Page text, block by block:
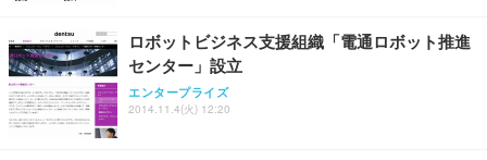
務用 おしゃれ パソコンチェア (ブラック)
Sezlife オフィスチェア デスクチェア 疲れない テレ
ワーク チェア 強化バックレスト 30度ロッキング機
能 人間工学 椅子 腰サポート 90度跳ね上げ式アーム
【整備済み品】Dell E2724HS 27インチ 液晶モニタ
ー フルHD（1920×1080）VA 非光沢 HDMI/DisplayP
ort/VGA スピーカー内蔵 高さ調整 スイベル VESA対
Smart Basic(スマートベーシック) 【Amazon.co.jp
限定】 Smart Basic アイリスオーヤマ ペットシーツ
超厚型 お徳用 ワイド 100枚入 (x 1) (ケース販売)
ロボットビジネス支援組織「電通ロボット推進
センター」設立
エンタープライズ
2014.11.4(火) 12:20